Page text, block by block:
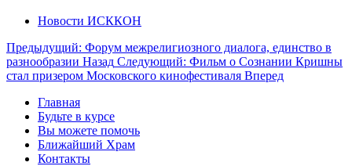
Новости ИСККОН
Предыдущий: Форум межрелигиозного диалога, единство в
разнообразии Назад Следующий: Фильм о Сознании Кришны
стал призером Московского кинофестиваля Вперед
Главная
Будьте в курсе
Вы можете помочь
Ближайший Храм
Контакты